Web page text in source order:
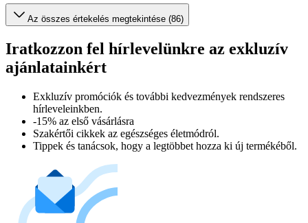
Az összes értekelés megtekintése (86)
Iratkozzon fel hírlevelünkre az exkluzív
ajánlatainkért​
Exkluzív promóciók és további kedvezmények rendszeres
hírleveleinkben.
-15% az első vásárlásra
Szakértői cikkek az egészséges életmódról.
Tippek és tanácsok, hogy a legtöbbet hozza ki új termékéből.